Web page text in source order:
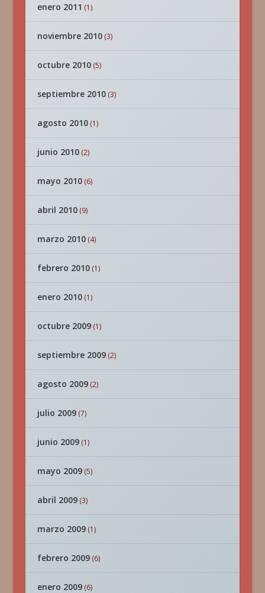
enero 2011 (1)
noviembre 2010(3)
octubre 2010(5)
septiembre 2010(3)
agosto 2010(1)
junio 2010(2)
mayo 2010(6)
abril 2010(9)
marzo 2010(4)
febrero 2010(1)
enero 2010(1)
octubre 2009(1)
septiembre 2009(2)
agosto 2009(2)
julio 2009(7)
junio 2009(1)
mayo 2009(5)
abril 2009(3)
marzo 2009(1)
febrero 2009(6)
enero 2009(6)